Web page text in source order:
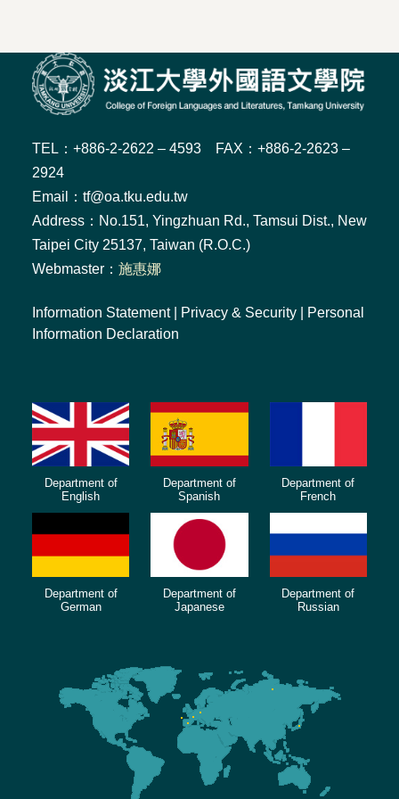
TEL：+886-2-2622 – 4593 FAX：+886-2-2623 –
2924
Email：tf@oa.tku.edu.tw
Address：No.151, Yingzhuan Rd., Tamsui Dist., New
Taipei City 25137, Taiwan (R.O.C.)
Webmaster： 施惠娜
Information Statement| Privacy & Security
Personal
Information Declaration
Department of
English
Department of
Spanish
Department of
French
Department of
German
Department of
Japanese
Department of
Russian